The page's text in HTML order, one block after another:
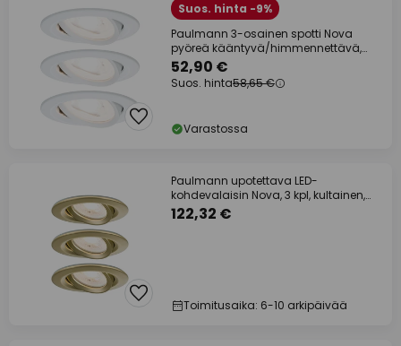
Suos. hinta -9%
Paulmann 3-osainen spotti Nova
pyöreä kääntyvä/himmennettävä,
valkoinen
52,90 €
Suos. hinta58,65 €
Varastossa
Paulmann upotettava LED-
kohdevalaisin Nova, 3 kpl, kultainen,
himmennettävä,
122,32 €
Toimitusaika: 6-10 arkipäivää